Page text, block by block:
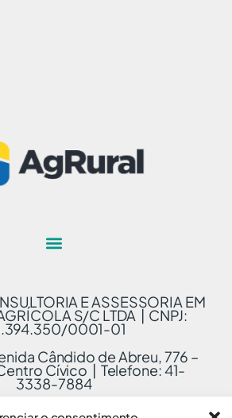
E ASSESSORIA EM
S/C LTDA | CNPJ:
0001-01
Cândido de Abreu, 776 –
Cívico | Telefone: 41-
3338-7884